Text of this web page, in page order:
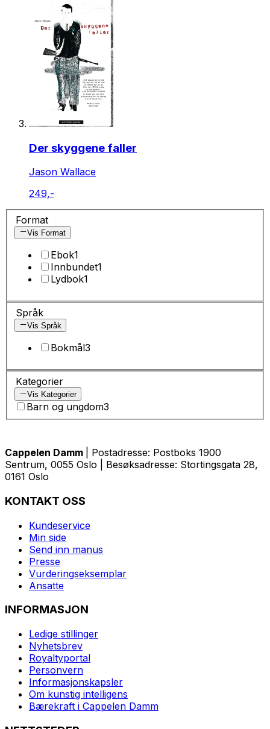
Der skyggene faller
Jason Wallace
249,-
Format
Vis Format
Ebok1
Innbundet1
Lydbok1
Språk
Vis Språk
Bokmål3
Kategorier
Vis Kategorier
Barn og ungdom3
Cappelen Damm
| Postadresse: Postboks 1900
Sentrum, 0055 Oslo | Besøksadresse: Stortingsgata 28,
0161 Oslo
KONTAKT OSS
Kundeservice
Min side
Send inn manus
Presse
Vurderingseksemplar
Ansatte
INFORMASJON
Ledige stillinger
Nyhetsbrev
Royaltyportal
Personvern
Informasjonskapsler
Om kunstig intelligens
Bærekraft i Cappelen Damm